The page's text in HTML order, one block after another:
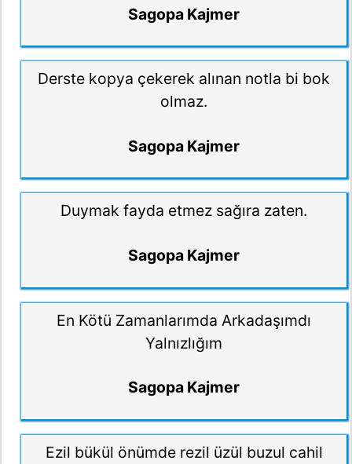
Sagopa Kajmer
Derste kopya çekerek alınan notla bi bok
olmaz.
Sagopa Kajmer
Duymak fayda etmez sağıra zaten.
Sagopa Kajmer
En Kötü Zamanlarımda Arkadaşımdı
Yalnızlığım
Sagopa Kajmer
Ezil bükül önümde rezil üzül buzul cahil